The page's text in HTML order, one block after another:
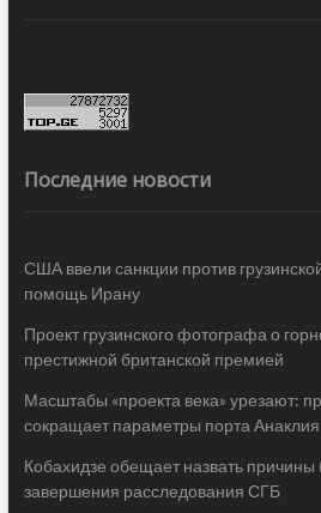
Последние новости
США ввели санкции против
помощь Ирану
Проект грузинского фотографа о
престижной британской премией
Масштабы «проекта века» урезают:
сокращает параметры порта Анаклия
Кобахидзе обещает назвать причины
завершения расследования СГБ